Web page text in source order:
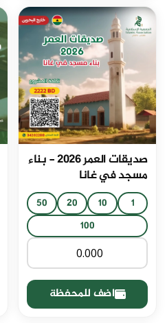
صديقات العمر 2026 - بناء
مسجد في غانا
1
10
20
50
100
اضف للمحفظة